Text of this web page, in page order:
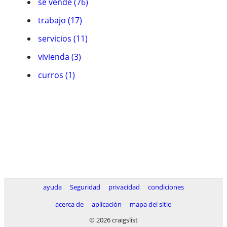
trabajo (17)
servicios (11)
vivienda (3)
curros (1)
ayuda Seguridad privacidad
condiciones
acerca de
aplicación
mapa del sitio
© 2026 craigslist